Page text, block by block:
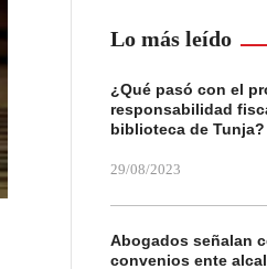
Lo más leído
¿Qué pasó con el
responsabilidad
biblioteca de Tunja?
29/08/2023
Abogados señalan
convenios ente